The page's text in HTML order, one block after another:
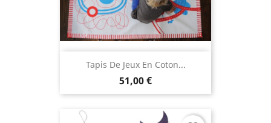
Tapis De Jeux En Coton...
51,00 €